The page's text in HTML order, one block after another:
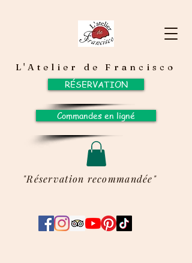
L'Atelier de Francisco
"Réservation recommandée"
RÉSERVATION
Commandes en ligné